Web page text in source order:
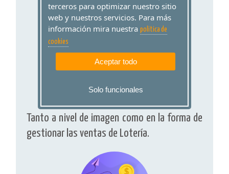
PERSONALIZABLES
Tanto a nivel de imagen como en la forma de
gestionar las ventas de Lotería.
terceros para optimizar nuestro sitio
web y nuestros servicios. Para más
información mira nuestra politica de
cookies
Aceptar todo
Solo funcionales